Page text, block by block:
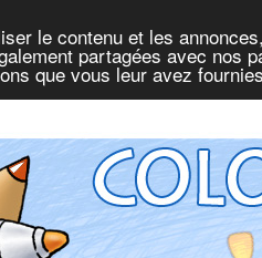
le contenu et les
partagées avec nos
que vous leur avez